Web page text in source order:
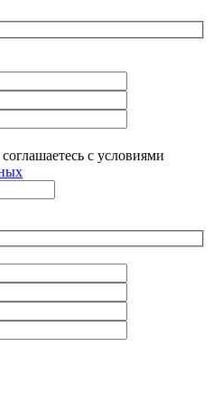
с условиями